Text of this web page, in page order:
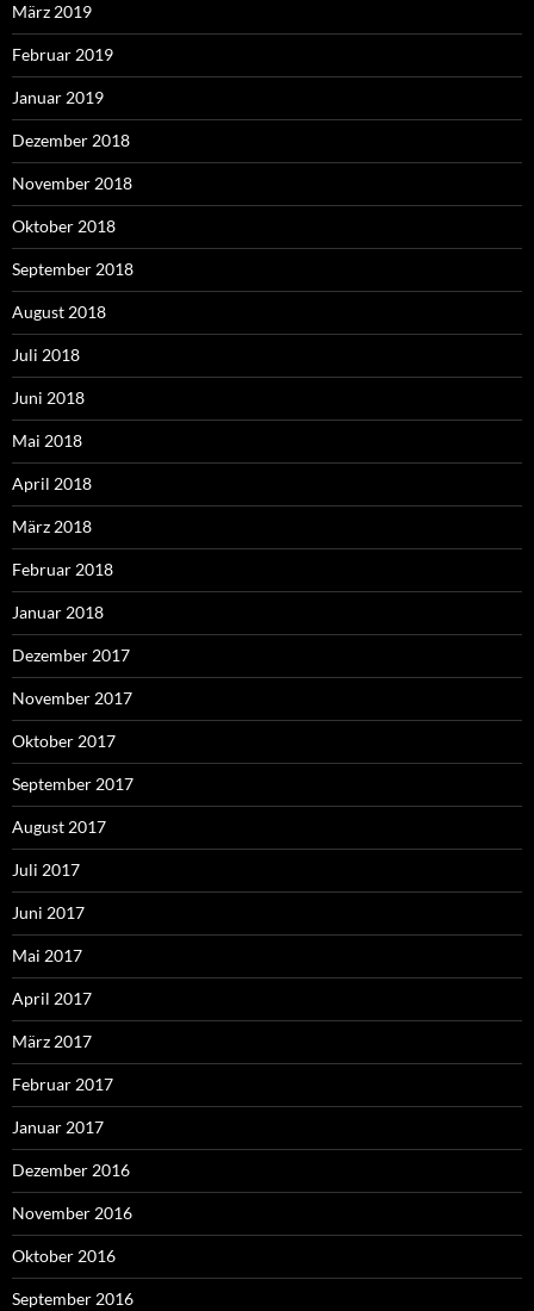
März 2019
Februar 2019
Januar 2019
Dezember 2018
November 2018
Oktober 2018
September 2018
August 2018
Juli 2018
Juni 2018
Mai 2018
April 2018
März 2018
Februar 2018
Januar 2018
Dezember 2017
November 2017
Oktober 2017
September 2017
August 2017
Juli 2017
Juni 2017
Mai 2017
April 2017
März 2017
Februar 2017
Januar 2017
Dezember 2016
November 2016
Oktober 2016
September 2016